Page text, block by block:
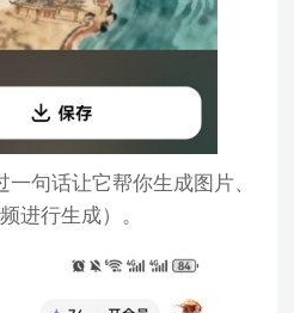
句话让它帮你生成图片、
进行生成）。